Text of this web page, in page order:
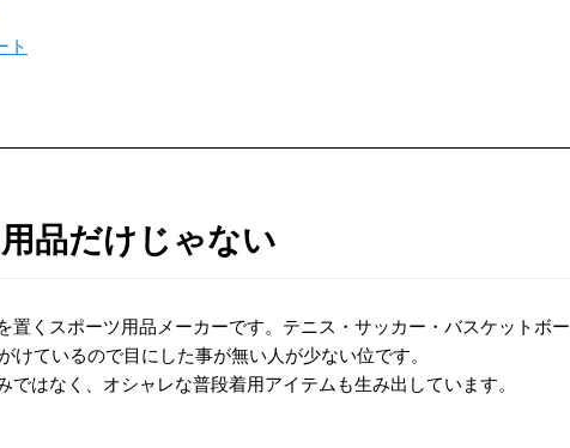
ト
品だけじゃない
置くスポーツ用品メーカーです。テニス・サッカー・バスケットボー
けているので目にした事が無い人が少ない位です。
はなく、オシャレな普段着用アイテムも生み出しています。